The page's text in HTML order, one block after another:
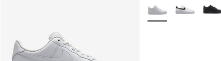
Plus de couleurs